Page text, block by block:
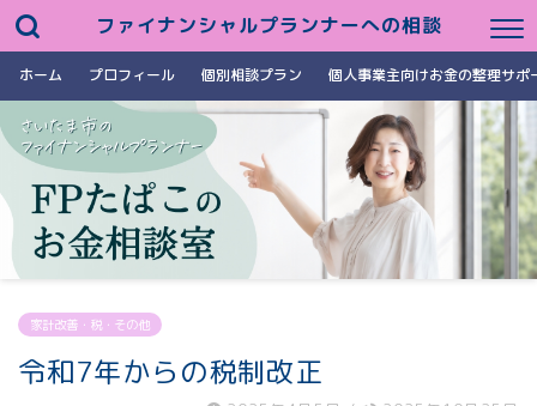
ファイナンシャルプランナーへの相談
ホーム プロフィール 個別相談プラン 個人事業主向けお金の整理サポ
家計改善・税・その他
令和7年からの税制改正